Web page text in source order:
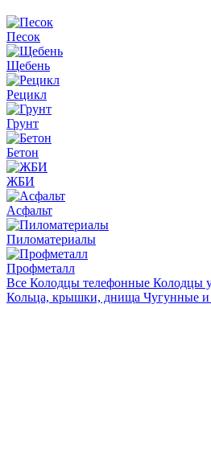
Песок
Щебень
Рецикл
Грунт
Бетон
ЖБИ
Асфальт
Пиломатериалы
Профметалл
Все Колодцы телефонные Колодцы
Кольца, крышки, днища Чугунные и